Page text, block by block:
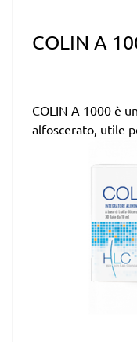
COLIN A
COLIN A 1000 è
alfoscerato, utile